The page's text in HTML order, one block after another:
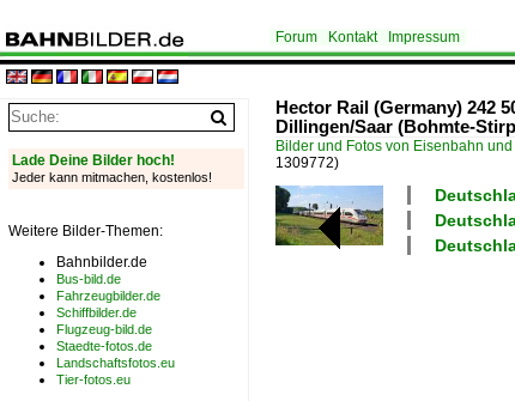
Forum Kontakt Impressum
Hector Rail (Germany) 242
Dillingen/Saar (Bohmte-
Bilder und Fotos von Eisenbahn
1309772)
Lade Deine Bilder hoch!
Jeder kann mitmachen, kostenlos!
Weitere Bilder-Themen:
Bahnbilder.de
Bus-bild.de
Fahrzeugbilder.de
Schiffbilder.de
Flugzeug-bild.de
Staedte-fotos.de
Landschaftsfotos.eu
Tier-fotos.eu